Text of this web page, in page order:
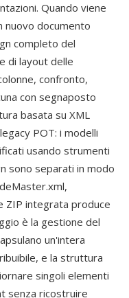
Quando viene
nuovo documento
completo del
di layout delle
confronto,
con segnaposto
basata su XML
POT: i modelli
usando strumenti
sono separati in modo
ZIP integrata produce
è la gestione del
un'intera
e la struttura
singoli elementi
senza ricostruire